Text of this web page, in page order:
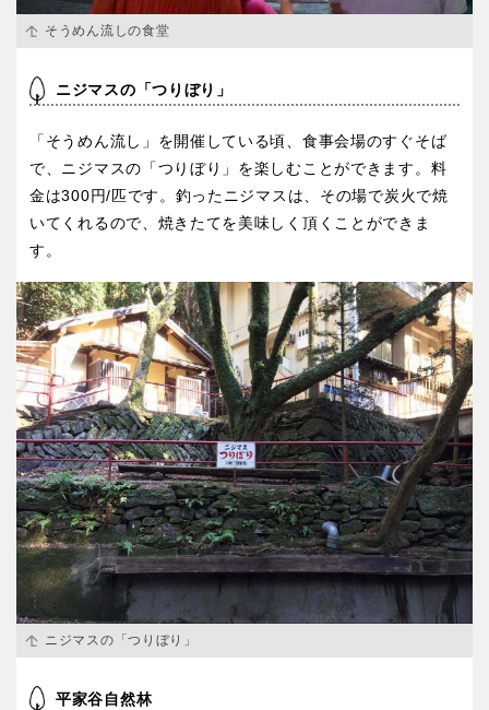
兵庫 奈良
和歌山
中国・四国
鳥取 島根
岡山 広島
山口 徳島
香川 愛媛
高知
そうめん流しの食堂
ニジマスの「つりぼり」
「そうめん流し」を開催している頃、食事会場のすぐそば
で、ニジマスの「つりぼり」を楽しむことができます。料
金は300円/匹です。釣ったニジマスは、その場で炭火で焼
いてくれるので、焼きたてを美味しく頂くことができま
す。
ニジマスの「つりぼり」
平家谷自然林